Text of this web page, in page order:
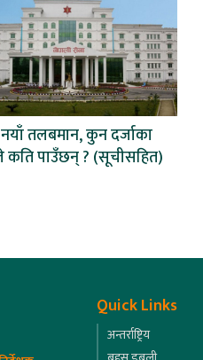
तलबमान, कुन दर्जाका
पाउँछन् ? (सूचीसहित)
Quick Links
अन्तर्राष्ट्रिय